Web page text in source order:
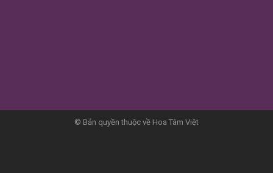
© Bản quyền thuộc về Hoa Tâm Việt